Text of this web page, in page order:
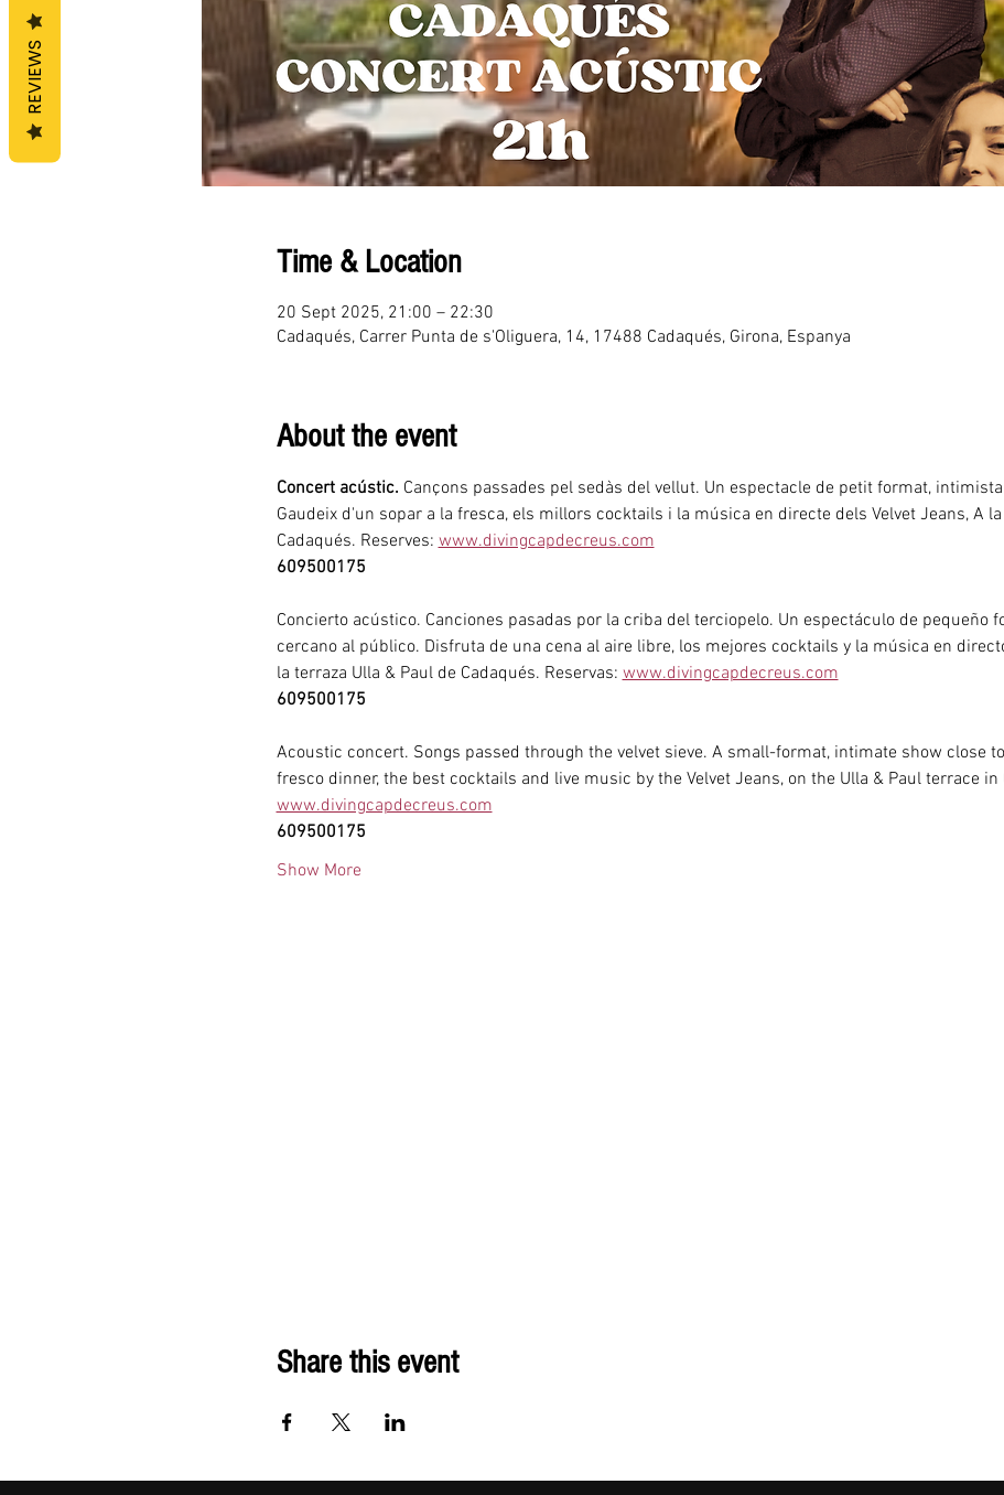
Time & Location
20 Sept 2025, 21:00 – 22:30
Cadaqués, Carrer Punta de s'Oliguera, 14, 17488 Cadaqués, Girona, Espanya
About the event
Concert acústic. Cançons passades pel sedàs del vellut. Un espectacle de petit format,
Gaudeix d'un sopar a la fresca, els millors cocktails i la música en directe dels Velvet Jeans, A
Cadaqués. Reserves: www.divingcapdecreus.com
609500175
Concierto acústico. Canciones pasadas por la criba del terciopelo. Un espectáculo de pequeño
cercano al público. Disfruta de una cena al aire libre, los mejores cocktails y la música en
la terraza Ulla & Paul de Cadaqués. Reservas: www.divingcapdecreus.com
609500175
Acoustic concert. Songs passed through the velvet sieve. A small-format, intimate show close
fresco dinner, the best cocktails and live music by the Velvet Jeans, on the Ulla & Paul terrace in
www.divingcapdecreus.com
609500175
Show More
Share this event
REVIEWS